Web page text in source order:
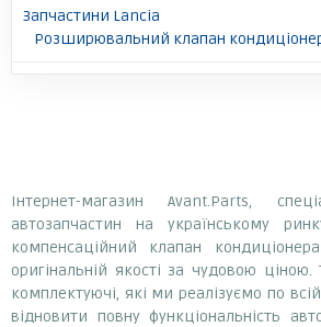
Запчастини Lancia
Розширювальний клапан
Інтернет-магазин Avant.Parts,
автозапчастин на українському
компенсаційний клапан
оригінальній якості за чудовою ціною.
комплектуючі, які ми реалізуємо по
відновити повну функціональність